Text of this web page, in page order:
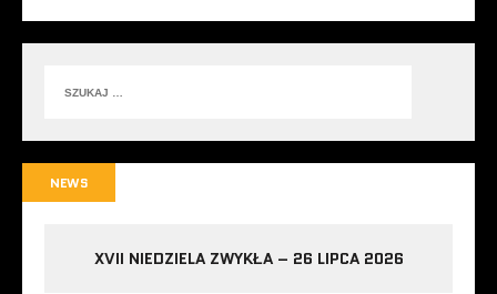
NEWS
XVII NIEDZIELA ZWYKŁA – 26 LIPCA 2026